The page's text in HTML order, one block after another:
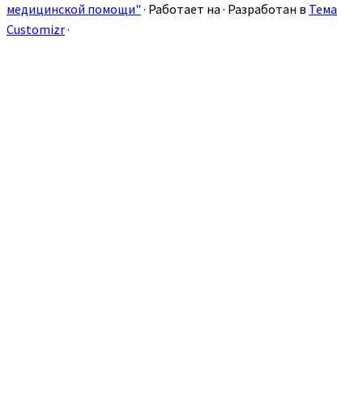
медицинской помощи" · Работает на · Разработан в Тема
Customizr·